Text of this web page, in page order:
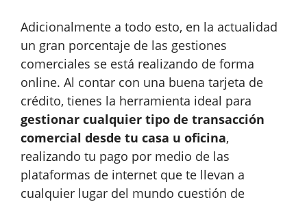
Adicionalmente a todo esto, en la actualidad
un gran porcentaje de las gestiones
comerciales se está realizando de forma
online. Al contar con una buena tarjeta de
crédito, tienes la herramienta ideal para
gestionar cualquier tipo de transacción
comercial desde tu casa u oficina,
realizando tu pago por medio de las
plataformas de internet que te llevan a
cualquier lugar del mundo cuestión de